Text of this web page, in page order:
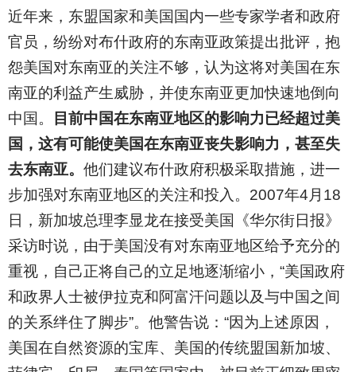
近年来，东盟国家和美国国内一些专家学者和政府
官员，纷纷对布什政府的东南亚政策提出批评，抱
怨美国对东南亚的关注不够，认为这将对美国在东
南亚的利益产生威胁，并使东南亚更加快速地倒向
中国。
目前中国在东南亚地区的影响力已经超过美
国，这有可能使美国在东南亚丧失影响力，甚至失
去东南亚。 他们建议布什政府积极采取措施，进一
步加强对东南亚地区的关注和投入。2007年4月18
日，新加坡总理李显龙在接受美国《华尔街日报》
采访时说，由于美国没有对东南亚地区给予充分的
重视，自己正将自己的立足地逐渐缩小，“美国政府
和政界人士被伊拉克和阿富汗问题以及与中国之间
的关系绊住了脚步”。他警告说：“因为上述原因，
美国在自然资源的宝库、美国的传统盟国新加坡、